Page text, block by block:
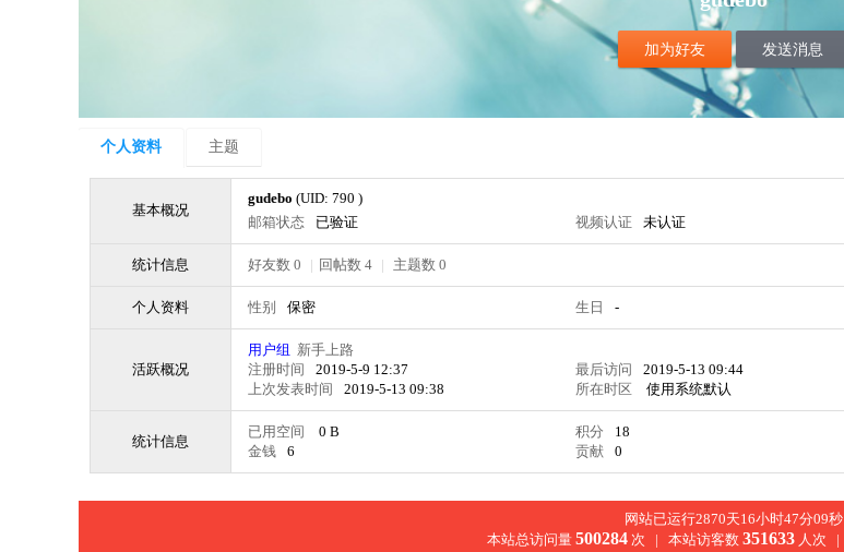
加为好友 发送消息
个人资料 主题
基本概况
gudebo (UID: 790 )
邮箱状态
已验证 视频认证 未认证
统计信息 好友数 0 | 回帖数 4 | 主题数 0
个人资料 性别 保密 生日 -
活跃概况
用户组 新手上路
注册时间
2019-5-9 12:37 最后访问 2019-5-13 09:44
上次发表时间
2019-5-13 09:38 所在时区 使用系统默认
统计信息
已用空间 0 B 积分 18
金钱
6 贡献 0
网站已运行2870天16小时47分10秒
本站总访问量 500284次 | 本站访客数 351633人次 |